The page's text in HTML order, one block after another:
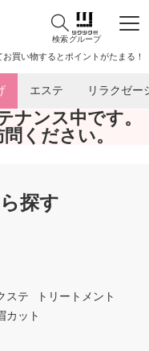
検索グループ
お買い物するとポイントがたまる！
エステ リラクゼー
ナンス中です。
ください。
探す
ステ
トリートメント
カット